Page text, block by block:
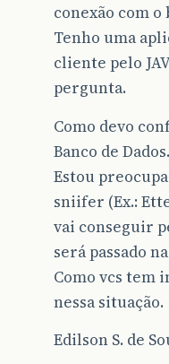
conexão com o
Tenho uma
cliente pelo
pergunta.
Como devo
Banco de Dados.
Estou
sniifer (Ex.:
vai conseguir
será passado
Como vcs tem
nessa situação.
Edilson S. de